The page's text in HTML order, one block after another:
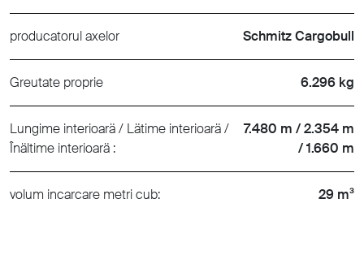
producatorul axelor Schmitz Cargobull
Greutate proprie 6.296 kg
Lungime interioarä / Lätime interioarä /
Înältime interioarä :
7.480 m / 2.354 m
/ 1.660 m
volum incarcare metri cub: 29 m³